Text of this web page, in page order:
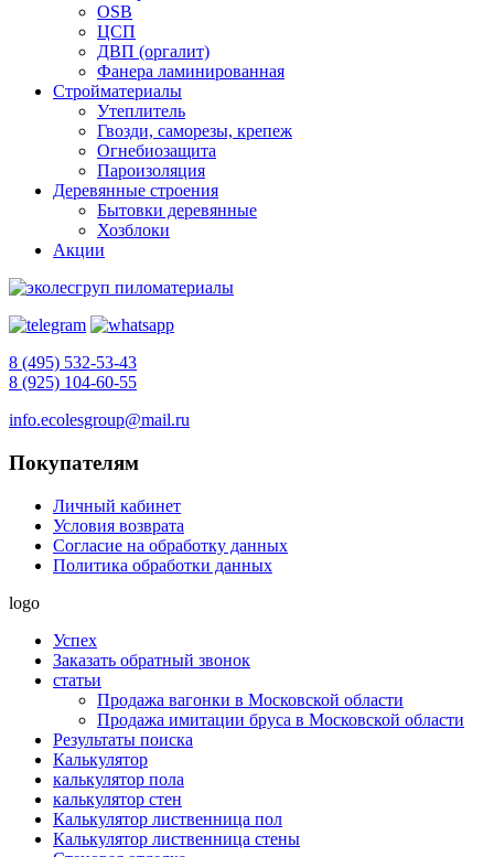
OSB
ЦСП
ДВП (оргалит)
Фанера ламинированная
Стройматериалы
Утеплитель
Гвозди, саморезы, крепеж
Огнебиозащита
Пароизоляция
Деревянные строения
Бытовки деревянные
Хозблоки
Акции
8 (495) 532-53-43
8 (925) 104-60-55
info.ecolesgroup@mail.ru
Покупателям
Личный кабинет
Условия возврата
Согласие на обработку данных
Политика обработки данных
logo
Успех
Заказать обратный звонок
статьи
Продажа вагонки в Московской области
Продажа имитации бруса в Московской области
Результаты поиска
Калькулятор
калькулятор пола
калькулятор стен
Калькулятор лиственница пол
Калькулятор лиственница стены